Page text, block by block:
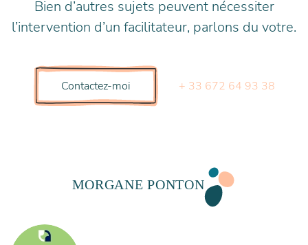
Bien d’autres sujets peuvent nécessiter
l’intervention d’un facilitateur, parlons du votre.
Contactez-moi + 33 672 64 93 38